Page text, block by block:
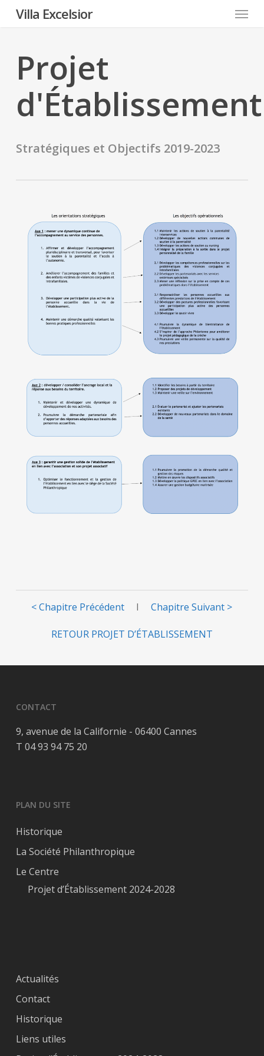
SkipVilla Excelsior Menu
Projet
d'Établissement
Stratégiques et Objectifs 2019-2023
< Chapitre Précédent IChapitre Suivant >
RETOUR PROJET D’ÉTABLISSEMENT
CONTACT
9, avenue de la Californie - 06400 Cannes
T 04 93 94 75 20
PLAN DU SITE
Historique
La Société Philanthropique
Le Centre
Projet d’Établissement 2024-2028
Actualités
Contact
Historique
Liens utiles